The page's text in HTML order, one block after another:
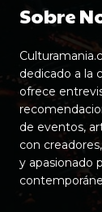
Sobre
dedicado a la
ofrece
de eventos,
con
y apasionado